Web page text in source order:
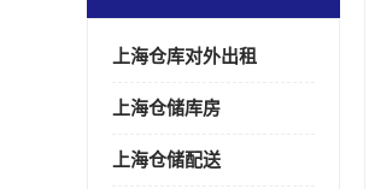
上海仓库对外出租
上海仓储库房
上海仓储配送